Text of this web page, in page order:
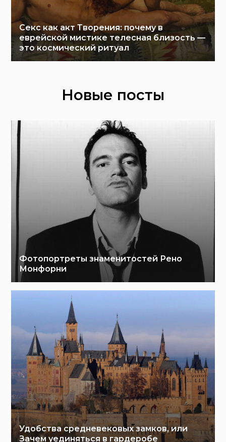
Секс как акт Творения: почему в
еврейской мистике телесная близость —
это космический ритуал
Новые посты
Фотопортреты знаменитостей Рено
Монфорни
Удобства средневековых замков, или
Зачем уединяться в гардеробе